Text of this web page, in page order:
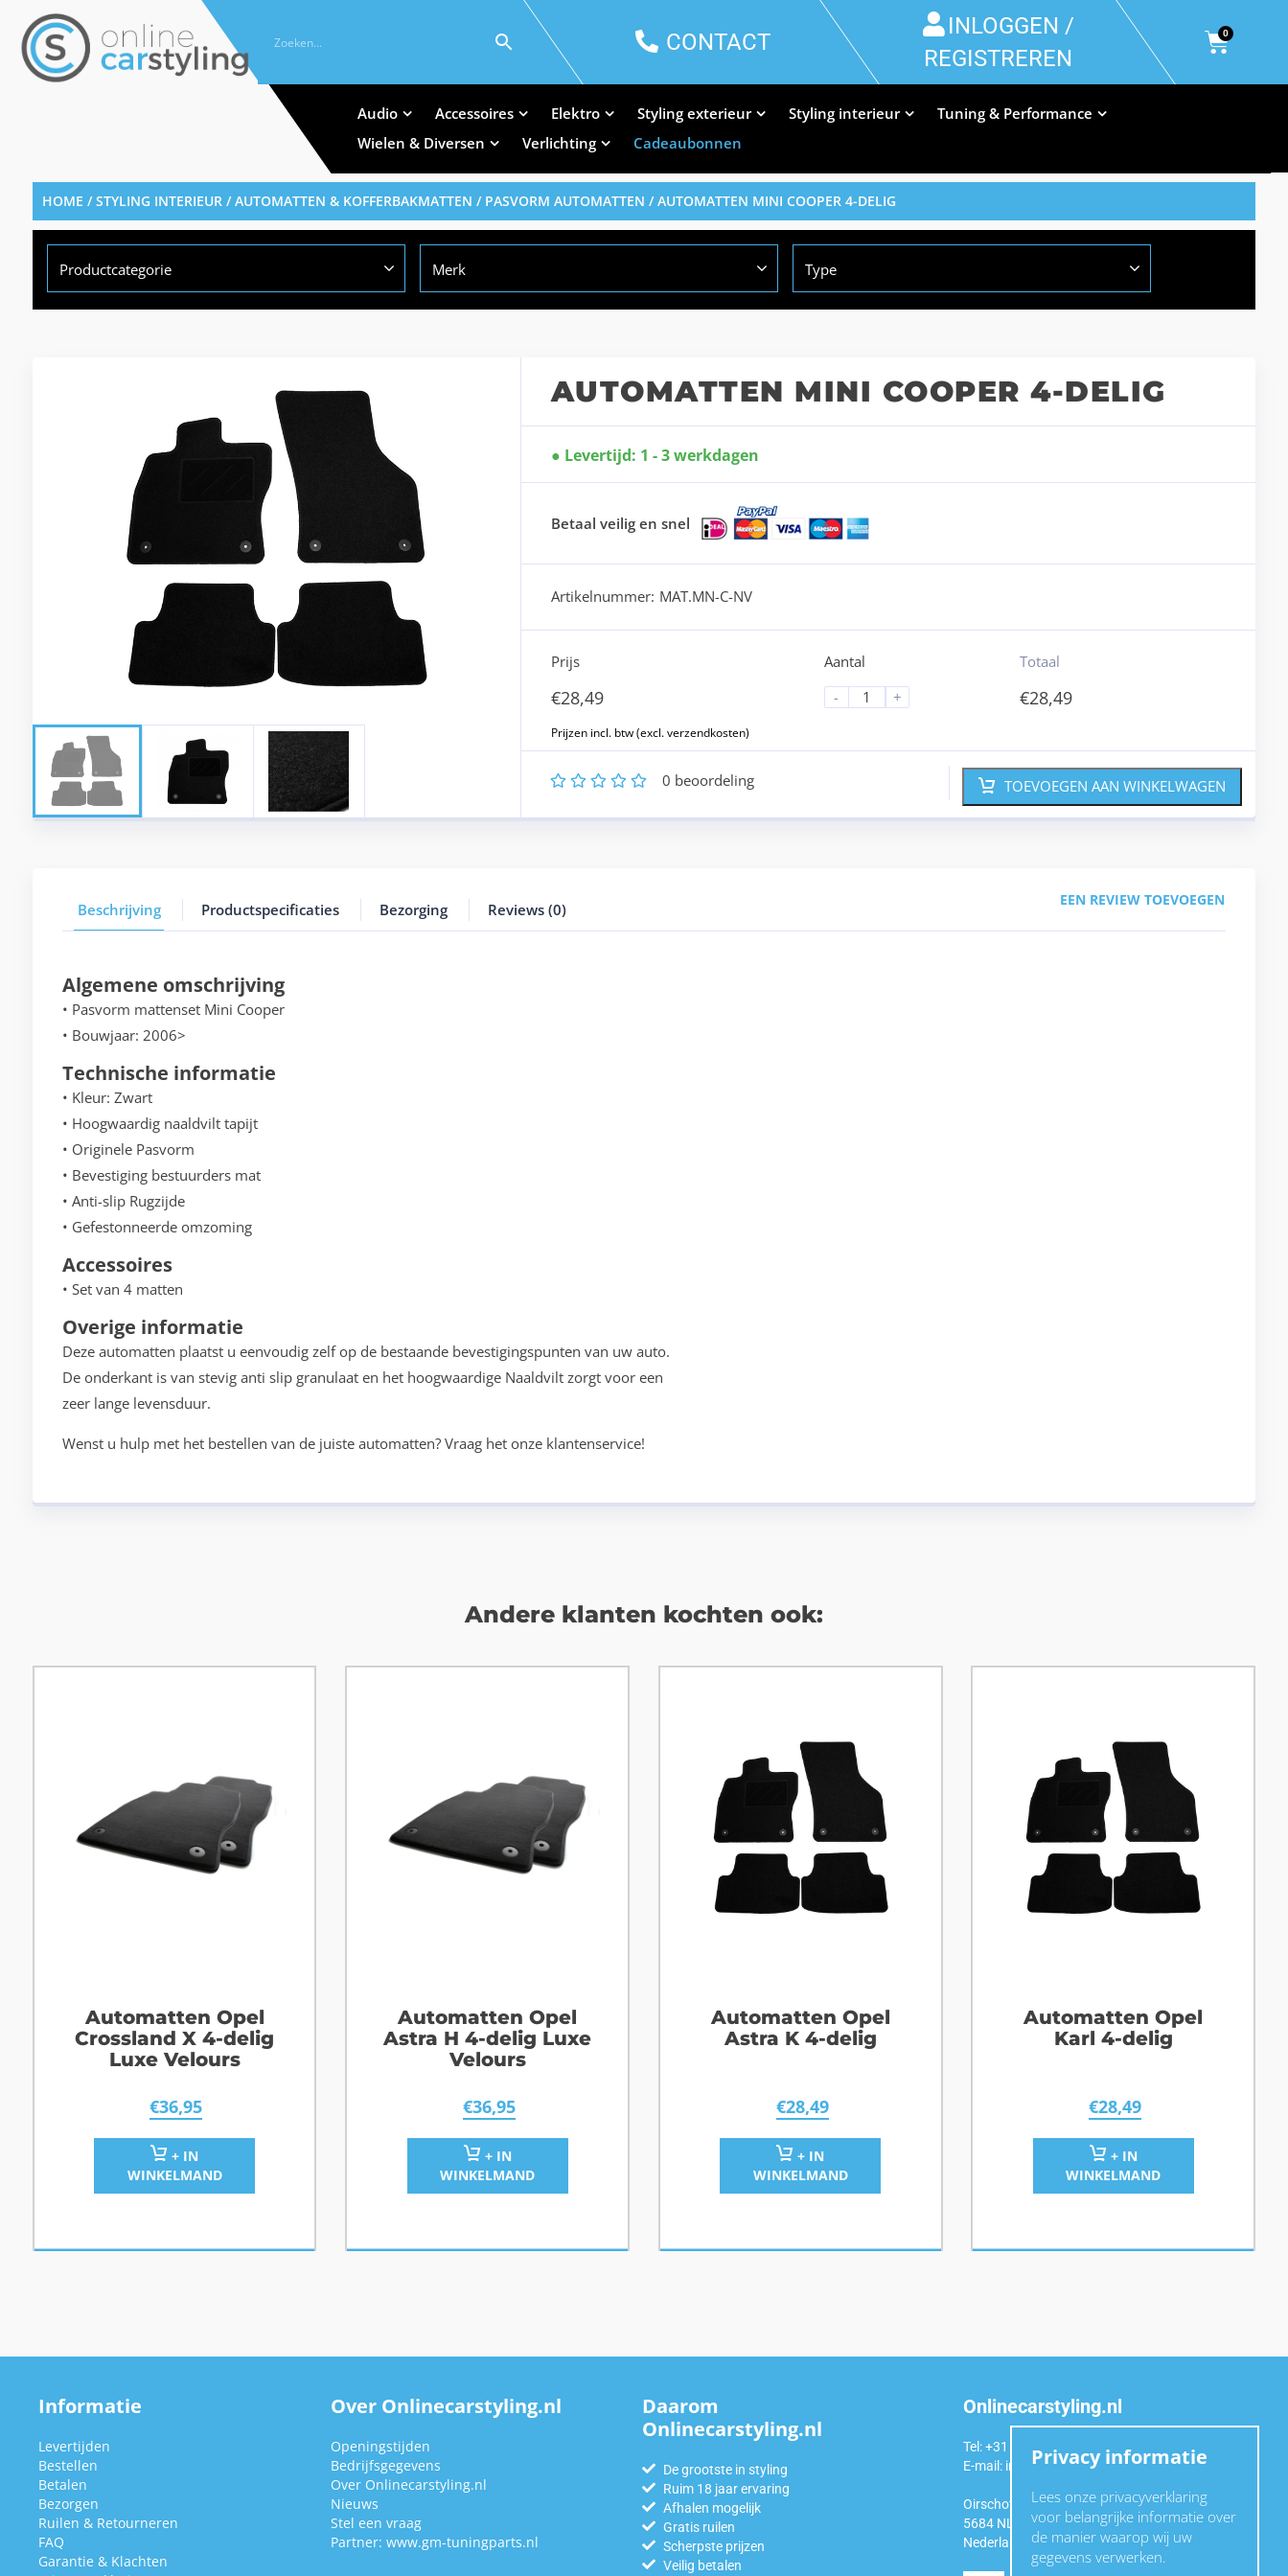
CONTACT
INLOGGEN /
REGISTREREN
0
Audio Accessoires Elektro Styling exterieur Styling interieur
Tuning & Performance
Wielen & Diversen
Verlichting Cadeaubonnen
HOME /STYLING INTERIEUR/AUTOMATTEN & KOFFERBAKMATTEN / PASVORM AUTOMATTEN / AUTOMATTEN MINI COOPER 4-DELIG
Productcategorie Merk Type
AUTOMATTEN MINI COOPER 4-DELIG
Levertijd: 1 - 3 werkdagen
Betaal veilig en snel
Artikelnummer: MAT.MN-C-NV
Prijs
€28,49
Aantal
-
+
Totaal
€28,49
5
4
3
2 0 beoordeling TOEVOEGEN AAN WINKELWAGEN
Beschrijving Productspecificaties Bezorging Reviews (0)
EEN REVIEW TOEVOEGEN
Algemene omschrijving
• Pasvorm mattenset Mini Cooper
• Bouwjaar: 2006>
Technische informatie
• Kleur: Zwart
• Hoogwaardig naaldvilt tapijt
• Originele Pasvorm
• Bevestiging bestuurders mat
• Anti-slip Rugzijde
• Gefestonneerde omzoming
Accessoires
• Set van 4 matten
Overige informatie
Deze automatten plaatst u eenvoudig zelf op de bestaande bevestigingspunten van uw auto.
De onderkant is van stevig anti slip granulaat en het hoogwaardige Naaldvilt zorgt voor een
zeer lange levensduur.
Wenst u hulp met het bestellen van de juiste automatten? Vraag het onze klantenservice!
Andere klanten kochten ook:
Automatten Opel
Crossland X 4-delig
Luxe Velours
€36,95
+ IN
WINKELMAND
Automatten Opel
Astra H 4-delig Luxe
Velours
€36,95
+ IN
WINKELMAND
Automatten Opel
Astra K 4-delig
€28,49
+ IN
WINKELMAND
Automatten Opel
Karl 4-delig
€28,49
+ IN
WINKELMAND
Informatie
Levertijden
Bestellen
Betalen
Bezorgen
Ruilen & Retourneren
FAQ
Garantie & Klachten
Over Onlinecarstyling.nl
Openingstijden
Bedrijfsgegevens
Over Onlinecarstyling.nl
Nieuws
Stel een vraag
Partner: www.gm-tuningparts.nl
Daarom
Onlinecarstyling.nl
De grootste in styling
Ruim 18 jaar ervaring
Afhalen mogelijk
Gratis ruilen
Scherpste prijzen
Veilig betalen
Onlinecarstyling.nl
Tel: +31 (0)6 54 98 49 99
E-mail: info@onlinecarstyling.nl
Oirschotseweg 92a
5684 NL Best
Nederland
Privacy informatie
Lees onze privacyverklaring
voor belangrijke informatie over
de manier waarop wij uw
gegevens verwerken.